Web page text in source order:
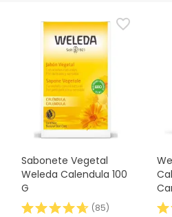
Sabonete Vegetal
Weleda Calendula 100
G
(85)